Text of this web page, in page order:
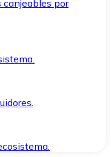
canjeables por